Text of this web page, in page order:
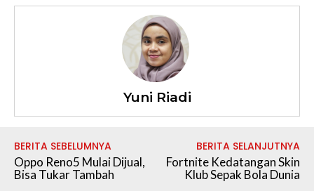
Yuni Riadi
BERITA SEBELUMNYA
Oppo Reno5 Mulai Dijual,
Bisa Tukar Tambah
BERITA SELANJUTNYA
Fortnite Kedatangan Skin
Klub Sepak Bola Dunia